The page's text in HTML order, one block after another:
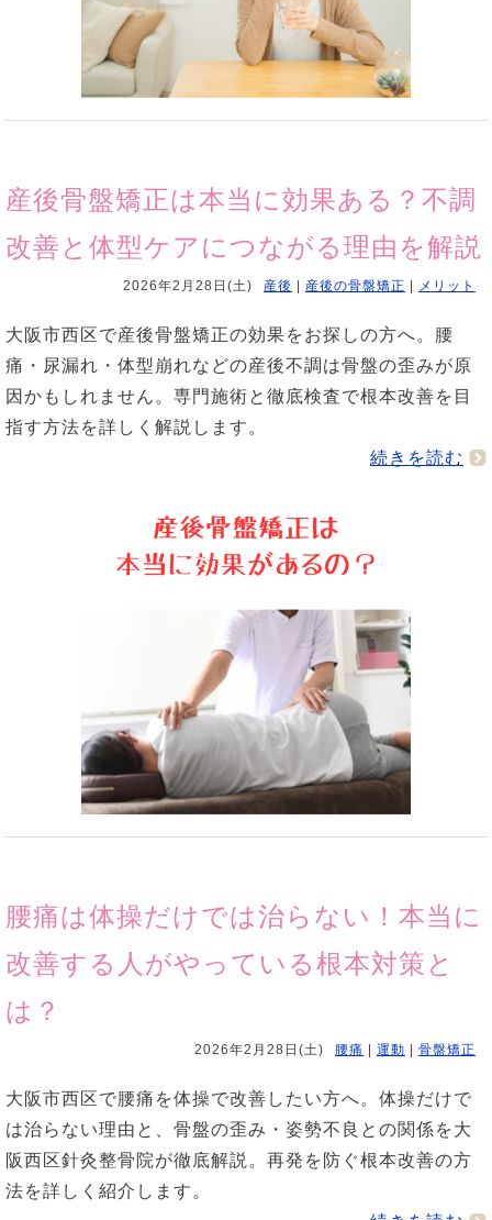
産後骨盤矯正は本当に効果ある？不調
改善と体型ケアにつながる理由を解説
2026年2月28日(土) 産後 産後の骨盤矯正 メリット
大阪市西区で産後骨盤矯正の効果をお探しの方へ。腰
痛・尿漏れ・体型崩れなどの産後不調は骨盤の歪みが原
因かもしれません。専門施術と徹底検査で根本改善を目
指す方法を詳しく解説します。
続きを読む
腰痛は体操だけでは治らない！本当に
改善する人がやっている根本対策と
は？
2026年2月28日(土) 腰痛 運動 骨盤矯正
大阪市西区で腰痛を体操で改善したい方へ。体操だけで
は治らない理由と、骨盤の歪み・姿勢不良との関係を大
阪西区針灸整骨院が徹底解説。再発を防ぐ根本改善の方
法を詳しく紹介します。